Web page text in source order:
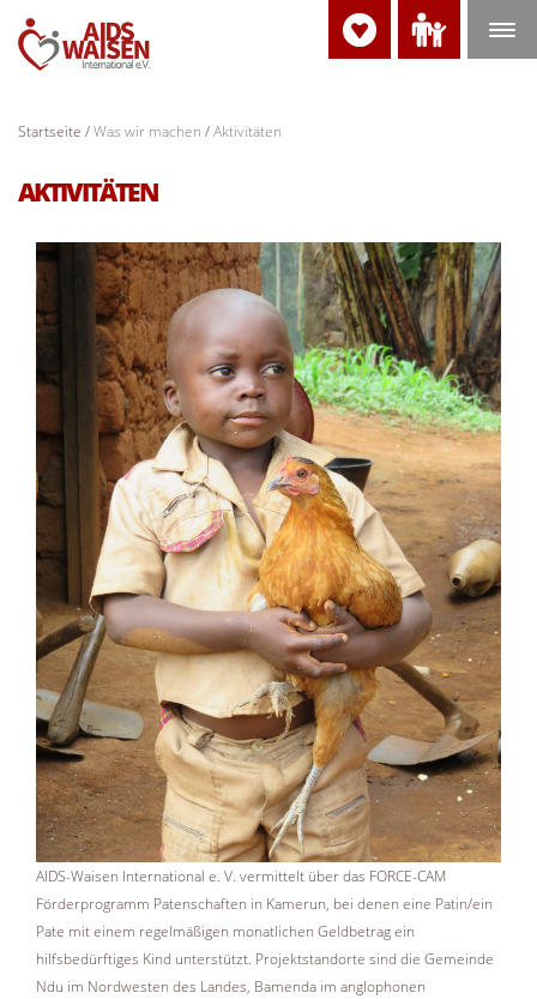
ein-/
Startseite Was wir machen Aktivitäten
AKTIVITÄTEN
AIDS-Waisen International e. V. vermittelt über das FORCE-CAM
Förderprogramm Patenschaften in Kamerun, bei denen eine Patin/ein
Pate mit einem regelmäßigen monatlichen Geldbetrag ein
hilfsbedürftiges Kind unterstützt. Projektstandorte sind die Gemeinde
Ndu im Nordwesten des Landes, Bamenda im anglophonen